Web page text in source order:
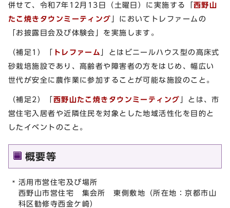
併せて、令和7年12月13日（土曜日）に実施する「西野山
たこ焼きタウンミーティング
」においてトレファームの
「お披露目会及び体験会」を実施します。
（補足1）「 トレファーム
」とはビニールハウス型の高床式
砂栽培施設であり、高齢者や障害者の方をはじめ、幅広い
世代が安全に農作業に参加することが可能な施設のこと。
（補足2）「西野山たこ焼きタウンミーティング 」とは、市
営住宅入居者や近隣住民を対象とした地域活性化を目的と
したイベントのこと。
概要等
活用市営住宅及び場所
西野山市営住宅 集会所 東側敷地（所在地：京都市山
科区勧修寺西金ケ崎）